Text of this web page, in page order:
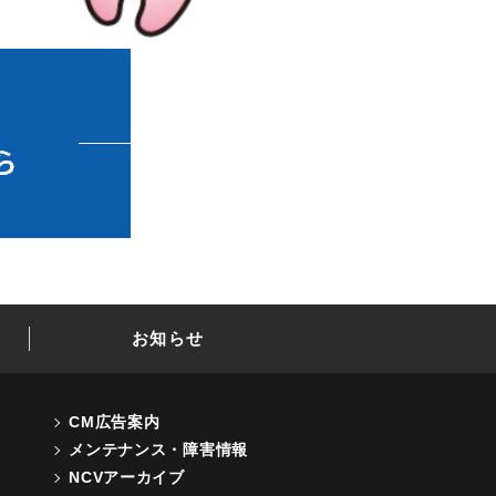
お知らせ
CM広告案内
メンテナンス・障害情報
NCVアーカイブ